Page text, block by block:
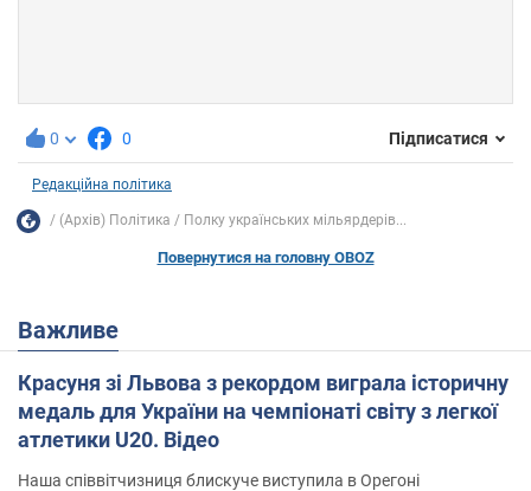
0 0 Підписатися
Редакційна політика
(Архів) Політика Полку українських мільярдерів...
Повернутися на головну OBOZ
Важливе
Красуня зі Львова з рекордом виграла історичну
медаль для України на чемпіонаті світу з легкої
атлетики U20. Відео
Наша співвітчизниця блискуче виступила в Орегоні